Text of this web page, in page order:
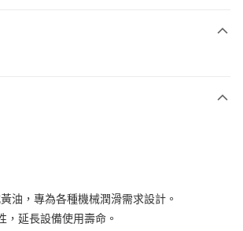
油，專為各種機械潤滑需求設計。
，延長設備使用壽命。